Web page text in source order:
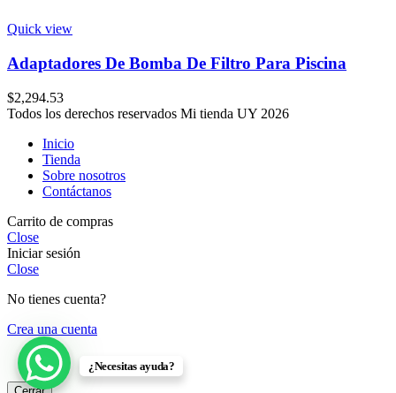
Quick view
Adaptadores De Bomba De Filtro Para Piscina
$2,294.53
Todos los derechos reservados Mi tienda UY 2026
Inicio
Tienda
Sobre nosotros
Contáctanos
Carrito de compras
Close
Iniciar sesión
Close
No tienes cuenta?
Crea una cuenta
¿Necesitas ayuda?